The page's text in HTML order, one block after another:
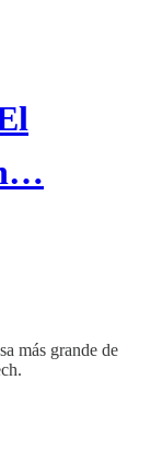
más grande de